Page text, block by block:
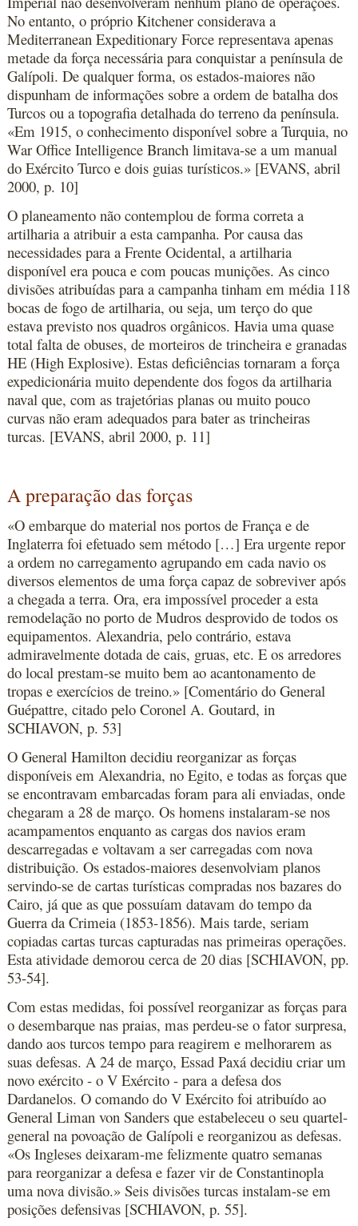
No entanto, o próprio Kitchener considerava a
Mediterranean Expeditionary Force representava apenas
metade da força necessária para conquistar a península de
Galípoli. De qualquer forma, os estados-maiores não
dispunham de informações sobre a ordem de batalha dos
Turcos ou a topografia detalhada do terreno da península.
«Em 1915, o conhecimento disponível sobre a Turquia, no
War Office Intelligence Branch limitava-se a um manual
do Exército Turco e dois guias turísticos.» [EVANS, abril
2000, p. 10]
O planeamento não contemplou de forma correta a
artilharia a atribuir a esta campanha. Por causa das
necessidades para a Frente Ocidental, a artilharia
disponível era pouca e com poucas munições. As cinco
divisões atribuídas para a campanha tinham em média 118
bocas de fogo de artilharia, ou seja, um terço do que
estava previsto nos quadros orgânicos. Havia uma quase
total falta de obuses, de morteiros de trincheira e granadas
HE (High Explosive). Estas deficiências tornaram a força
expedicionária muito dependente dos fogos da artilharia
naval que, com as trajetórias planas ou muito pouco
curvas não eram adequados para bater as trincheiras
turcas. [EVANS, abril 2000, p. 11]
A preparação das forças
«O embarque do material nos portos de França e de
Inglaterra foi efetuado sem método […] Era urgente repor
a ordem no carregamento agrupando em cada navio os
diversos elementos de uma força capaz de sobreviver após
a chegada a terra. Ora, era impossível proceder a esta
remodelação no porto de Mudros desprovido de todos os
equipamentos. Alexandria, pelo contrário, estava
admiravelmente dotada de cais, gruas, etc. E os arredores
do local prestam-se muito bem ao acantonamento de
tropas e exercícios de treino.» [Comentário do General
Guépattre, citado pelo Coronel A. Goutard, in
SCHIAVON, p. 53]
O General Hamilton decidiu reorganizar as forças
disponíveis em Alexandria, no Egito, e todas as forças que
se encontravam embarcadas foram para ali enviadas, onde
chegaram a 28 de março. Os homens instalaram-se nos
acampamentos enquanto as cargas dos navios eram
descarregadas e voltavam a ser carregadas com nova
distribuição. Os estados-maiores desenvolviam planos
servindo-se de cartas turísticas compradas nos bazares do
Cairo, já que as que possuíam datavam do tempo da
Guerra da Crimeia (1853-1856). Mais tarde, seriam
copiadas cartas turcas capturadas nas primeiras operações.
Esta atividade demorou cerca de 20 dias [SCHIAVON, pp.
53-54].
Com estas medidas, foi possível reorganizar as forças para
o desembarque nas praias, mas perdeu-se o fator surpresa,
dando aos turcos tempo para reagirem e melhorarem as
suas defesas. A 24 de março, Essad Paxá decidiu criar um
novo exército - o V Exército - para a defesa dos
Dardanelos. O comando do V Exército foi atribuído ao
General Liman von Sanders que estabeleceu o seu quartel-
general na povoação de Galípoli e reorganizou as defesas.
«Os Ingleses deixaram-me felizmente quatro semanas
para reorganizar a defesa e fazer vir de Constantinopla
uma nova divisão.» Seis divisões turcas instalam-se em
posições defensivas [SCHIAVON, p. 55].